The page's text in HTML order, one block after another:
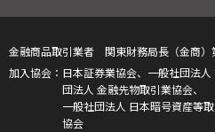
金融商品取引業者 関東財務局長（金商）
日本証券業協会、一般社団法
団法人 金融先物取引業協会、
一般社団法人 日本暗号資産等
協会